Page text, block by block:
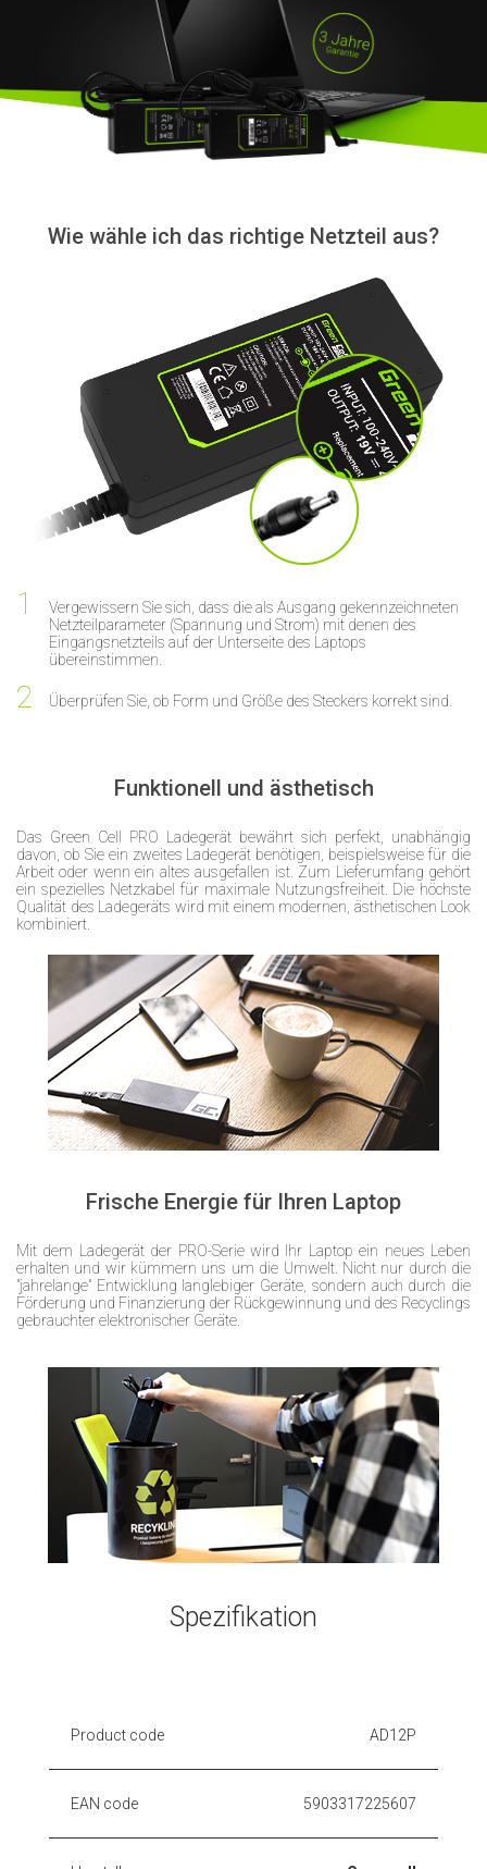
Wie wähle ich das richtige Netzteil aus?
Vergewissern Sie sich, dass die als Ausgang gekennzeichneten
Netzteilparameter (Spannung und Strom) mit denen des
Eingangsnetzteils auf der Unterseite des Laptops
übereinstimmen.
Überprüfen Sie, ob Form und Größe des Steckers korrekt sind.
Funktionell und ästhetisch
Das Green Cell PRO Ladegerät bewährt sich perfekt, unabhängig
davon, ob Sie ein zweites Ladegerät benötigen, beispielsweise für die
Arbeit oder wenn ein altes ausgefallen ist. Zum Lieferumfang gehört
ein spezielles Netzkabel für maximale Nutzungsfreiheit. Die höchste
Qualität des Ladegeräts wird mit einem modernen, ästhetischen Look
kombiniert.
Frische Energie für Ihren Laptop
Mit dem Ladegerät der PRO-Serie wird Ihr Laptop ein neues Leben
erhalten und wir kümmern uns um die Umwelt. Nicht nur durch die
"jahrelange" Entwicklung langlebiger Geräte, sondern auch durch die
Förderung und Finanzierung der Rückgewinnung und des Recyclings
gebrauchter elektronischer Geräte.
Spezifikation
Product code AD12P
EAN code 5903317225607